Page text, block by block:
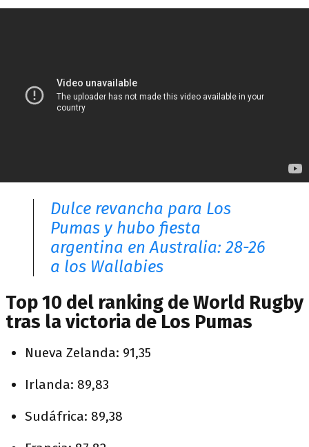
Dulce revancha para Los
Pumas y hubo fiesta
argentina en Australia: 28-26
a los Wallabies
Top 10 del ranking de World Rugby
tras la victoria de Los Pumas
Nueva Zelanda: 91,35
Irlanda: 89,83
Sudáfrica: 89,38